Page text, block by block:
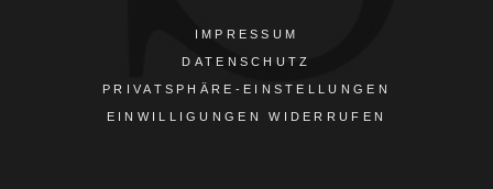
IMPRESSUM
DATENSCHUTZ
PRIVATSPHÄRE-EINSTELLUNGEN
EINWILLIGUNGEN WIDERRUFEN